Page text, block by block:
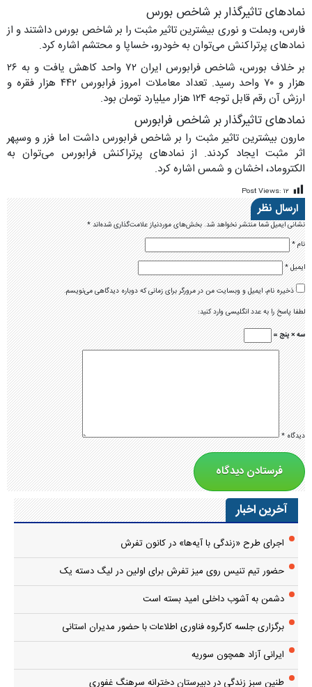
نمادهای تاثیرگذار بر شاخص بورس
فارس، وبملت و نوری بیشترین تاثیر مثبت را بر شاخص بورس داشتند و از
نمادهای پرتراکنش می‌توان به خودرو، خساپا و محتشم اشاره کرد.
بر خلاف بورس، شاخص فرابورس ایران ۷۲ واحد کاهش یافت و به ۲۶
هزار و ۷۰ واحد رسید. تعداد معاملات امروز فرابورس ۴۴۲ هزار فقره و
ارزش آن رقم قابل توجه ۱۲۴ هزار میلیارد تومان بود.
نمادهای تاثیرگذار بر شاخص فرابورس
مارون بیشترین تاثیر مثبت را بر شاخص فرابورس داشت اما فزر و وسپهر
اثر مثبت ایجاد کردند. از نمادهای پرتراکنش فرابورس می‌توان به
الکتروماد، اخشان و شمس اشاره کرد.
Post Views: ۱۲
ارسال نظر
نشانی ایمیل شما منتشر نخواهد شد.بخش‌های موردنیاز علامت‌گذاری شده‌اند*
نام*
ایمیل*
ذخیره نام، ایمیل و وبسایت من در مرورگر برای زمانی که دوباره دیدگاهی می‌نویسم.
لطفا پاسخ را به عدد انگلیسی وارد کنید:
سه × پنج =
دیدگاه*
آخرین اخبار
اجرای طرح «زندگی با آیه‌ها» در کانون تفرش
حضور تیم تنیس روی میز تفرش برای اولین در لیگ دسته یک
دشمن به آشوب داخلی امید بسته است
برگزاری جلسه کارگروه فناوری اطلاعات با حضور مدیران استانی
ایرانی آزاد همچون سوریه
طنین سبز زندگی در دبیرستان دخترانه سرهنگ غفوری